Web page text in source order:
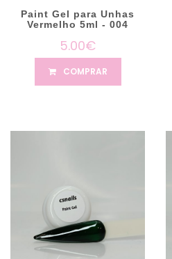
Paint Gel para Unhas
Vermelho 5ml - 004
5.00€
COMPRAR